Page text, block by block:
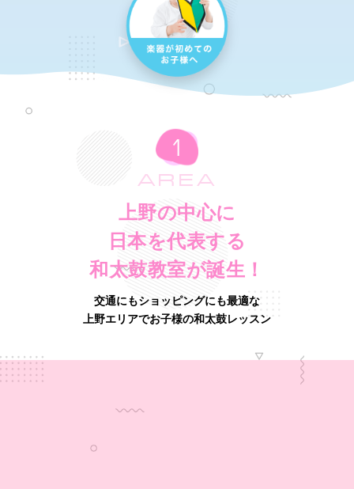
AREA
上野の中心に
日本を代表する
和太鼓教室が誕生！
交通にもショッピングにも最適な
上野エリアでお子様の和太鼓レッスン